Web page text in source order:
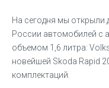
На сегодня мы открыли
России автомобилей с
объемом 1,6 литра:
новейшей Skoda Rapid
комплектаций.